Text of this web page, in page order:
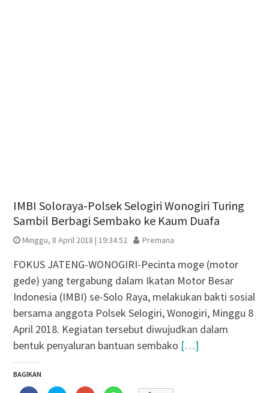
IMBI Soloraya-Polsek Selogiri Wonogiri Turing
Sambil Berbagi Sembako ke Kaum Duafa
Minggu, 8 April 2018 | 19:34 52 Premana
FOKUS JATENG-WONOGIRI-Pecinta moge (motor
gede) yang tergabung dalam Ikatan Motor Besar
Indonesia (IMBI) se-Solo Raya, melakukan bakti sosial
bersama anggota Polsek Selogiri, Wonogiri, Minggu 8
April 2018. Kegiatan tersebut diwujudkan dalam
bentuk penyaluran bantuan sembako […]
BAGIKAN